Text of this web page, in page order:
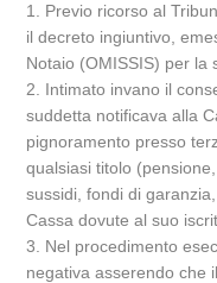
1. Previo ricorso al
il decreto ingiuntivo,
Notaio (OMISSIS) per la
2. Intimato invano il
suddetta notificava alla
pignoramento presso
qualsiasi titolo
sussidi, fondi di
Cassa dovute al suo
3. Nel procedimento
negativa asserendo che